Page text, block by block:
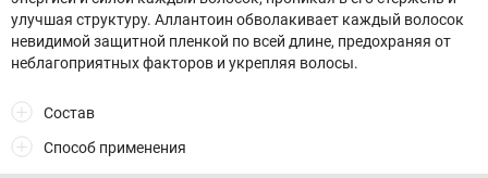
улучшая структуру. Аллантоин обволакивает каждый волосок
невидимой защитной пленкой по всей длине, предохраняя от
неблагоприятных факторов и укрепляя волосы.
Состав
Способ применения